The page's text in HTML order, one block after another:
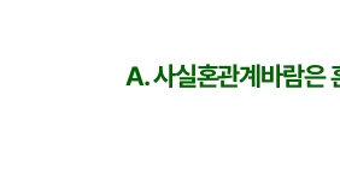
A. 사실혼관계바람은